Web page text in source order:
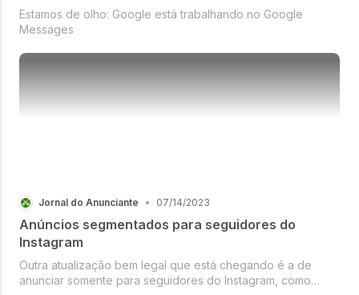
Estamos de olho: Google está trabalhando no Google
Messages
Jornal do Anunciante • 07/14/2023
Anúncios segmentados para seguidores do
Instagram
Outra atualização bem legal que está chegando é a de
anunciar somente para seguidores do Instagram, como